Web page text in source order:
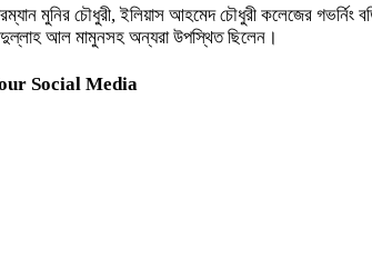
মুনির চৌধুরী, ইলিয়াস আহমেদ চৌধুরী কলেজের
আল মামুনসহ অন্যরা উপস্থিত ছিলেন।
Social Media